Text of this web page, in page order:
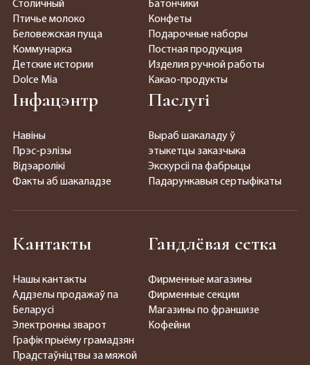
Столичный
Птичье молоко
Беловежская пуща
Коммунарка
Детские истории
Dolce Mia
Батончики
Конфеты
Подарочные наборы
Постная продукция
Изделия ручной работы
Какао-продукты
Інфацэнтр
Навіны
Прэс-рэлізы
Відэаролікі
Факты аб шакаладзе
Паслугі
Выраб шакаладу ў
этыкетцы заказчыка
Экскурсіі па фабрыцы
Падарункавыя сертыфікаты
Кантакты
Нашы кантакты
Аддзелы продажаў па
Беларусі
Электронны зварот
Графік прыёму грамадзян
Прадстаўніцтвы за мяжой
Гандлёвая сетка
Фирменные магазины
Фирменные секции
Магазины по франшизе
Кофейни